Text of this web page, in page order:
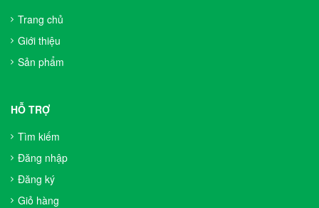
Trang chủ
Giới thiệu
Sản phẩm
HỖ TRỢ
Tìm kiếm
Đăng nhập
Đăng ký
Giỏ hàng